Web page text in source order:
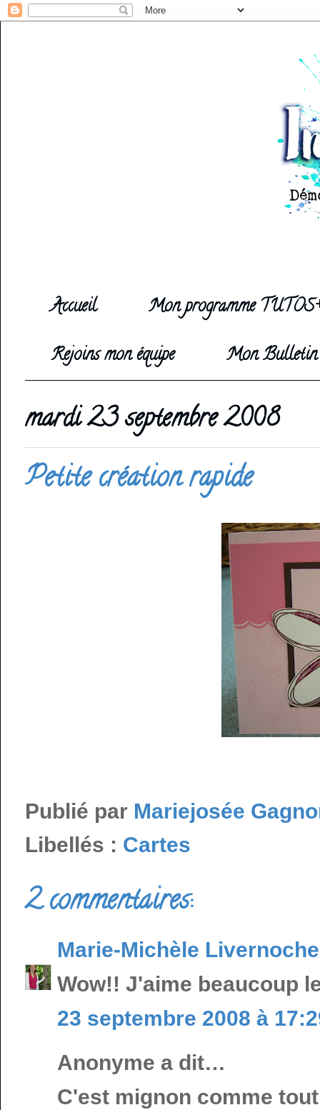
Accueil
Mon programme
Rejoins mon équipe
Mon
mardi 23 septembre 2008
Petite création rapide
Publié par Mariejosée
Libellés : Cartes
2 commentaires:
Marie-Michèle Livernoche
Wow!! J'aime beaucoup
23 septembre 2008 à
Anonyme a dit…
C'est mignon comme